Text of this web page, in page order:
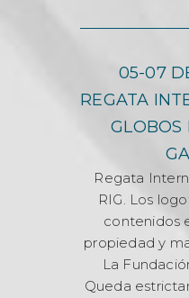
05-07
REGATA
GLOBOS
Regata
RIG. Los
contenidos
propiedad y
La
Queda